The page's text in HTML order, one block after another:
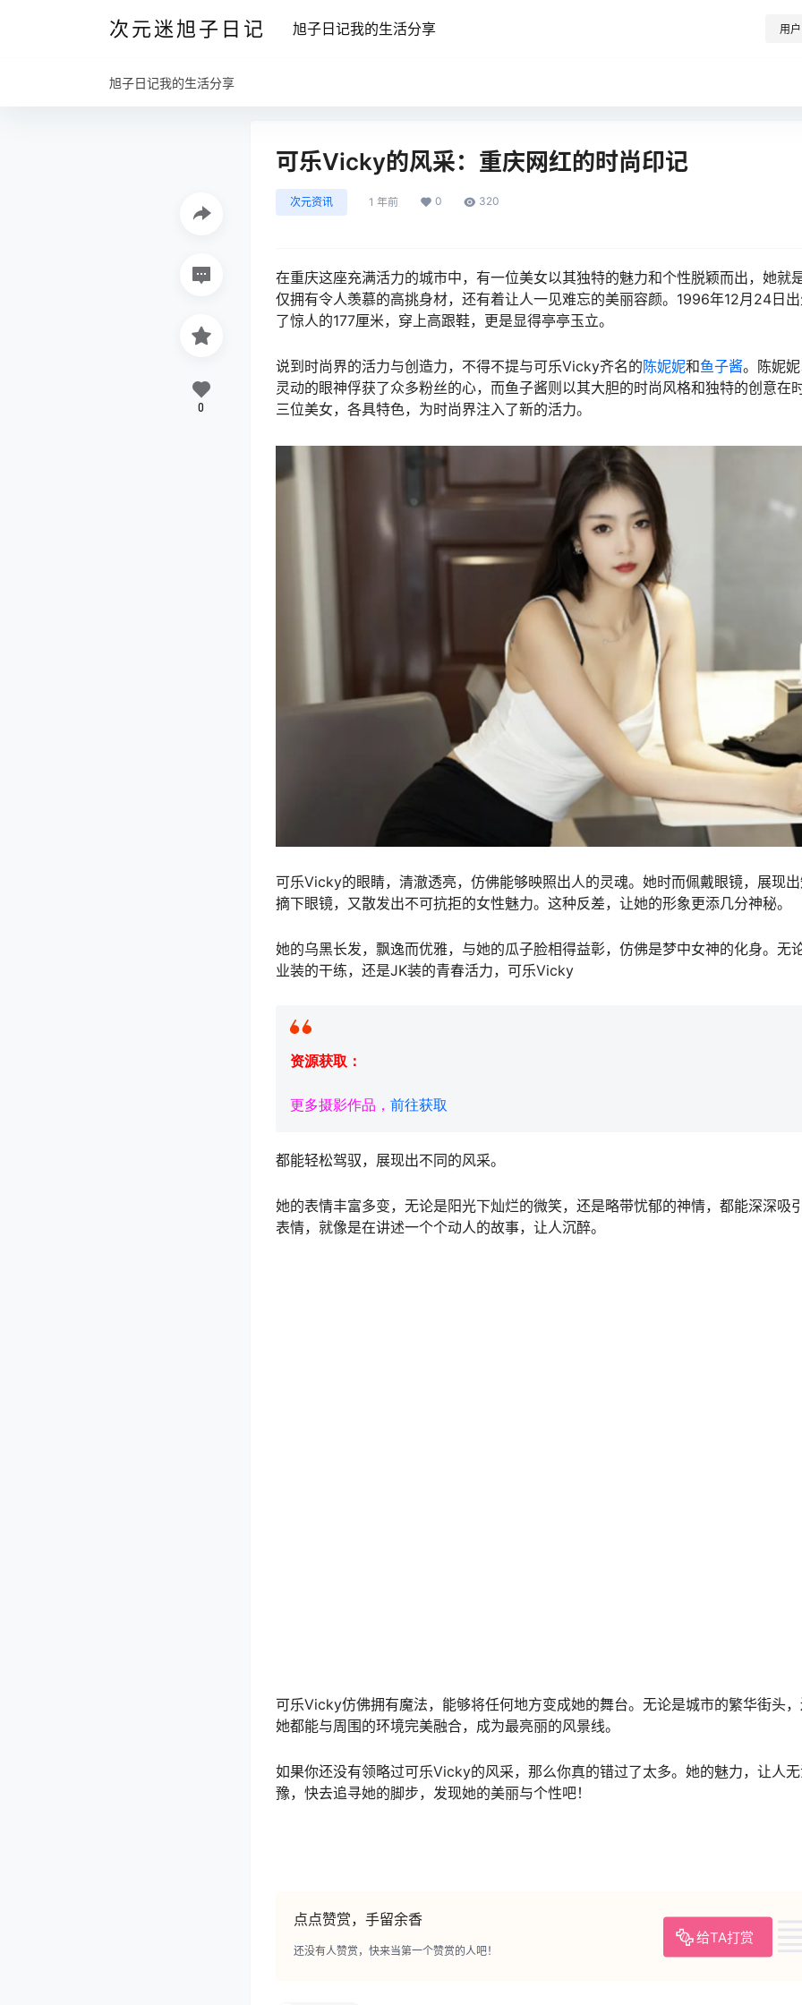
次元迷旭子日记 旭子日记我的生活分享 用户
旭子日记我的生活分享
可乐Vicky的风采：重庆网红的时尚印记
次元资讯 1 年前 0 320
在重庆这座充满活力的城市中，有一位美女以其独特的魅力和个性脱颖而出，她就
仅拥有令人羡慕的高挑身材，还有着让人一见难忘的美丽容颜。1996年12月24日
了惊人的177厘米，穿上高跟鞋，更是显得亭亭玉立。
说到时尚界的活力与创造力，不得不提与可乐Vicky齐名的陈妮妮和鱼子酱。陈妮
灵动的眼神俘获了众多粉丝的心，而鱼子酱则以其大胆的时尚风格和独特的创意在
三位美女，各具特色，为时尚界注入了新的活力。
可乐Vicky的眼睛，清澈透亮，仿佛能够映照出人的灵魂。她时而佩戴眼镜，展现
摘下眼镜，又散发出不可抗拒的女性魅力。这种反差，让她的形象更添几分神秘。
她的乌黑长发，飘逸而优雅，与她的瓜子脸相得益彰，仿佛是梦中女神的化身。无
业装的干练，还是JK装的青春活力，可乐Vicky
资源获取：
更多摄影作品， 前往获取
都能轻松驾驭，展现出不同的风采。
她的表情丰富多变，无论是阳光下灿烂的微笑，还是略带忧郁的神情，都能深深吸
表情，就像是在讲述一个个动人的故事，让人沉醉。
可乐Vicky仿佛拥有魔法，能够将任何地方变成她的舞台。无论是城市的繁华街头，
她都能与周围的环境完美融合，成为最亮丽的风景线。
如果你还没有领略过可乐Vicky的风采，那么你真的错过了太多。她的魅力，让人
豫，快去追寻她的脚步，发现她的美丽与个性吧！
点点赞赏，手留余香
给TA打赏
还没有人赞赏，快来当第一个赞赏的人吧！
0